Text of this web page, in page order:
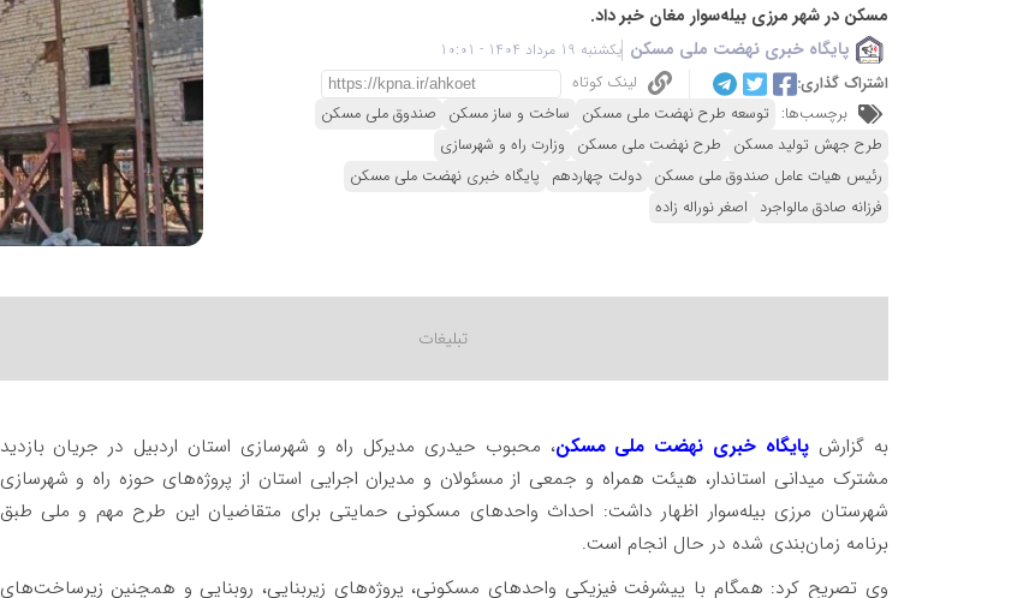
مسکن در شهر مرزی بیله‌سوار مغان خبر داد.
پایگاه خبری نهضت ملی مسکن یکشنبه 19 مرداد 1404 - 10:01
اشتراک گذاری:
لینک کوتاه
برچسب‌ها: توسعه طرح نهضت ملی مسکن ساخت و ساز مسکن صندوق ملی مسکن
طرح جهش تولید مسکن طرح نهضت ملی مسکن وزارت راه و شهرسازی
رئیس هیات عامل صندوق ملی مسکن دولت چهاردهم پایگاه خبری نهضت ملی مسکن
فرزانه صادق مالواجرد اصغر نوراله زاده
به گزارش پایگاه خبری نهضت ملی مسکن، محبوب حیدری مدیرکل راه و شهرسازی استان اردبیل در جریان بازدید
مشترک میدانی استاندار، هیئت همراه و جمعی از مسئولان و مدیران اجرایی استان از پروژه‌های حوزه راه و شهرسازی
شهرستان مرزی بیله‌سوار اظهار داشت: احداث واحدهای مسکونی حمایتی برای متقاضیان این طرح مهم و ملی طبق
برنامه زمان‌بندی شده در حال انجام است.
وی تصریح کرد: همگام با پیشرفت فیزیکی واحدهای مسکونی، پروژه‌های زیربنایی، روبنایی و همچنین زیرساخت‌های